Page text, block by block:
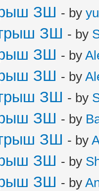
ЗШ - by
ЗШ - by
ЗШ - by
ЗШ - by
ЗШ - by
ЗШ - by
ЗШ - by
ЗШ - by
ЗШ - by